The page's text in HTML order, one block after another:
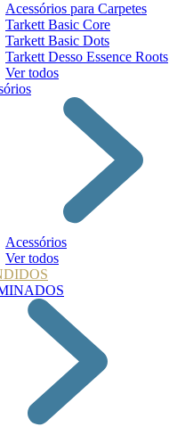
Acessórios para Carpetes
Tarkett Basic Core
Tarkett Basic Dots
Tarkett Desso Essence Roots
Ver todos
Acessórios
Ver todos